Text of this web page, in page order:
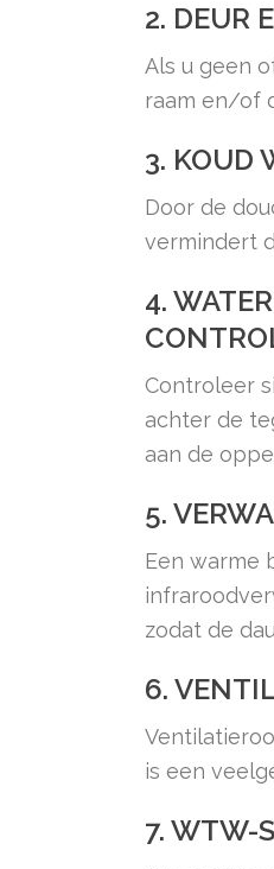
2. DEUR
Als u geen
raam en/of
3. KOUD
Door de
vermindert
4.
Controleer
achter de
aan de
5.
Een warme
zodat de
6.
is een
7. WTW-